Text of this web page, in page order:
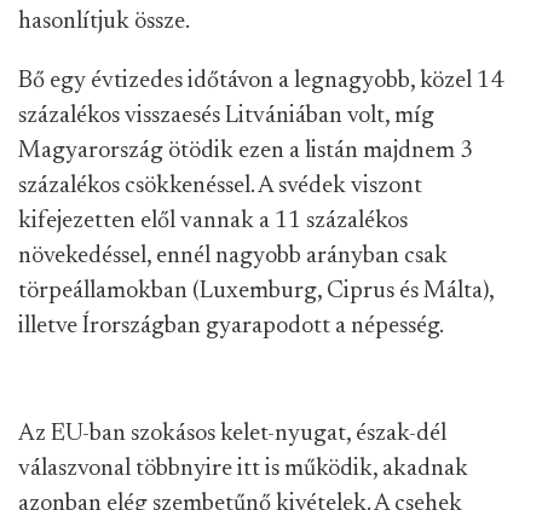
hasonlítjuk össze.
Bő egy évtizedes időtávon a legnagyobb, közel 14
százalékos visszaesés Litvániában volt, míg
Magyarország ötödik ezen a listán majdnem 3
százalékos csökkenéssel. A svédek viszont
kifejezetten elől vannak a 11 százalékos
növekedéssel, ennél nagyobb arányban csak
törpeállamokban (Luxemburg, Ciprus és Málta),
illetve Írországban gyarapodott a népesség.
Az EU-ban szokásos kelet-nyugat, észak-dél
válaszvonal többnyire itt is működik, akadnak
azonban elég szembetűnő kivételek. A csehek